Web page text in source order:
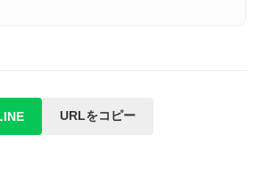
URLをコピー